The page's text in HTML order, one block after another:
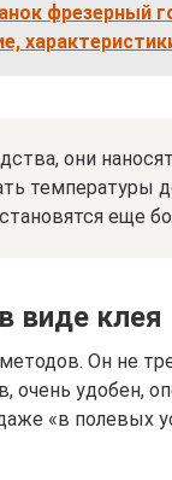
фрезерный
они
температуры
еще
виде клея
Он не
очень удобен,
«в полевых